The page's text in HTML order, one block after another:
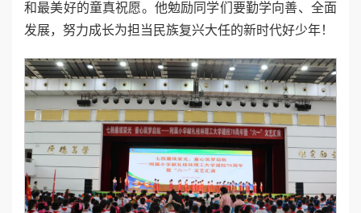
和最美好的童真祝愿。他勉励同学们要勤学向善、全面
发展，努力成长为担当民族复兴大任的新时代好少年！